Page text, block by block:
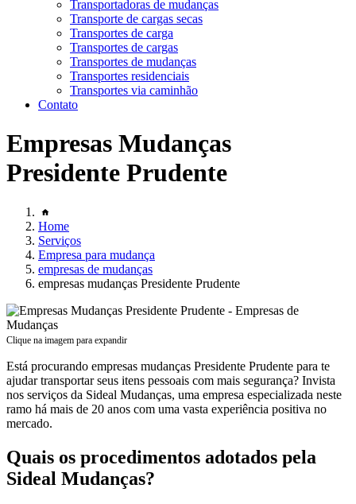
Transportadoras de mudanças
Transporte de cargas secas
Transportes de carga
Transportes de cargas
Transportes de mudanças
Transportes residenciais
Transportes via caminhão
Contato
Empresas Mudanças
Presidente Prudente
Home
Serviços
Empresa para mudança
empresas de mudanças
empresas mudanças Presidente Prudente
Clique na imagem para expandir
Está procurando empresas mudanças Presidente Prudente para te
ajudar transportar seus itens pessoais com mais segurança? Invista
nos serviços da Sideal Mudanças, uma empresa especializada neste
ramo há mais de 20 anos com uma vasta experiência positiva no
mercado.
Quais os procedimentos adotados pela
Sideal Mudanças?